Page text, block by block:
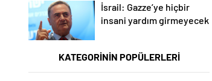
İsrail: Gazze’ye hiçbir
insani yardım girmeyecek
KATEGORİNİN POPÜLERLERİ